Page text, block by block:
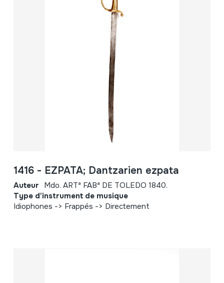
1416 - EZPATA; Dantzarien ezpata
Auteur Mdo. ARTª FABª DE TOLEDO 1840.
Type d'instrument de musique
Idiophones -> Frappés -> Directement